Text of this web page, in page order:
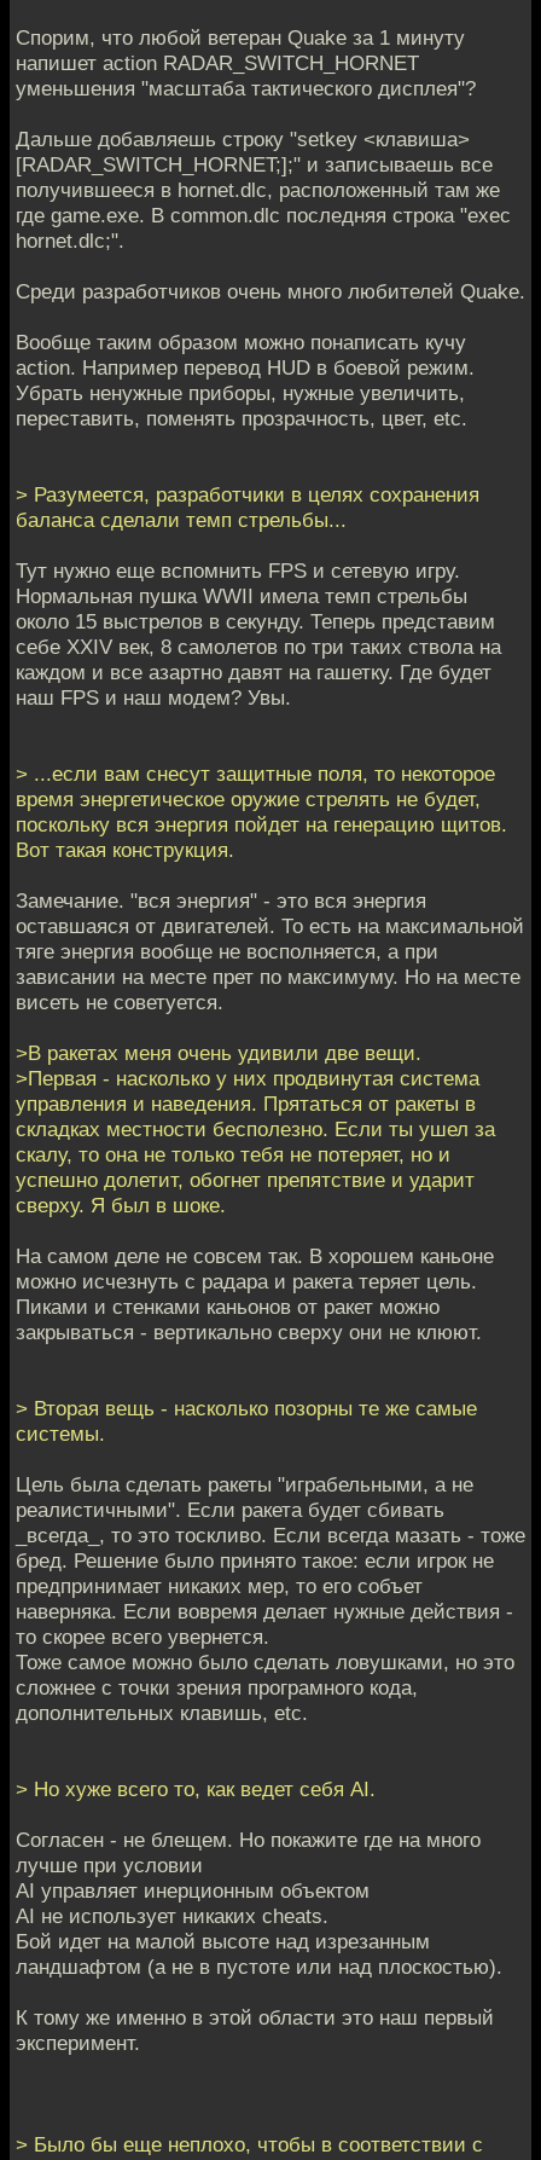
Спорим, что любой ветеран Quake за 1 минуту
напишет action RADAR_SWITCH_HORNET
уменьшения "масштаба тактического дисплея"?
Дальше добавляешь строку "setkey <клавиша>
[RADAR_SWITCH_HORNET;];" и записываешь все
получившееся в hornet.dlc, расположенный там же
где game.exe. В common.dlc последняя строка "exec
hornet.dlc;".
Среди разработчиков очень много любителей Quake.
Вообще таким образом можно понаписать кучу
action. Например перевод HUD в боевой режим.
Убрать ненужные приборы, нужные увеличить,
переставить, поменять прозрачность, цвет, etc.
> Разумеется, разработчики в целях сохранения
баланса сделали темп стрельбы...
Тут нужно еще вспомнить FPS и сетевую игру.
Нормальная пушка WWII имела темп стрельбы
около 15 выстрелов в секунду. Теперь представим
себе XXIV век, 8 самолетов по три таких ствола на
каждом и все азартно давят на гашетку. Где будет
наш FPS и наш модем? Увы.
> ...если вам снесут защитные поля, то некоторое
время энергетическое оружие стрелять не будет,
поскольку вся энергия пойдет на генерацию щитов.
Вот такая конструкция.
Замечание. "вся энергия" - это вся энергия
оставшаяся от двигателей. То есть на максимальной
тяге энергия вообще не восполняется, а при
зависании на месте прет по максимуму. Но на месте
висеть не советуется.
>В ракетах меня очень удивили две вещи.
>Первая - насколько у них продвинутая система
управления и наведения. Прятаться от ракеты в
складках местности бесполезно. Если ты ушел за
скалу, то она не только тебя не потеряет, но и
успешно долетит, обогнет препятствие и ударит
сверху. Я был в шоке.
На самом деле не совсем так. В хорошем каньоне
можно исчезнуть с радара и ракета теряет цель.
Пиками и стенками каньонов от ракет можно
закрываться - вертикально сверху они не клюют.
> Вторая вещь - насколько позорны те же самые
системы.
Цель была сделать ракеты "играбельными, а не
реалистичными". Если ракета будет сбивать
_всегда_, то это тоскливо. Если всегда мазать - тоже
бред. Решение было принято такое: если игрок не
предпринимает никаких мер, то его собъет
наверняка. Если вовремя делает нужные действия -
то скорее всего увернется.
Тоже самое можно было сделать ловушками, но это
сложнее с точки зрения програмного кода,
дополнительных клавишь, etc.
> Но хуже всего то, как ведет себя AI.
Согласен - не блещем. Но покажите где на много
лучше при условии
AI управляет инерционным объектом
AI не использует никаких cheats.
Бой идет на малой высоте над изрезанным
ландшафтом (а не в пустоте или над плоскостью).
К тому же именно в этой области это наш первый
эксперимент.
> Было бы еще неплохо, чтобы в соответствии с